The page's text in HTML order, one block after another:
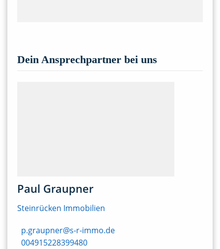
Dein Ansprechpartner bei uns
Paul Graupner
Steinrücken Immobilien
p.graupner@s-r-immo.de
004915228399480